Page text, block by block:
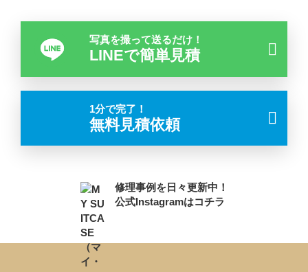
写真を撮って送るだけ！
LINEで簡単見積
1分で完了！
無料見積依頼
修理事例を日々更新中！
公式Instagramはコチラ